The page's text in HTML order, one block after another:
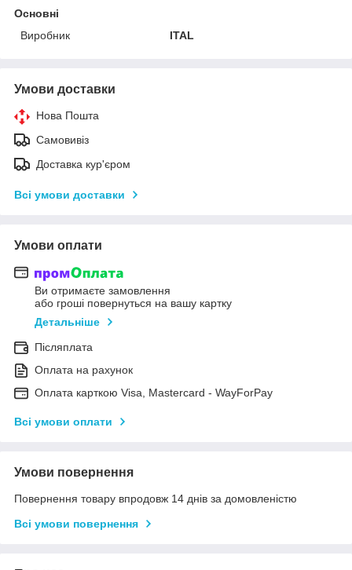
Основні
Виробник
ITAL
Умови доставки
Нова Пошта
Самовивіз
Доставка кур'єром
Всі умови доставки
Умови оплати
Ви отримаєте замовлення
або гроші повернуться на вашу картку
Детальніше
Післяплата
Оплата на рахунок
Оплата карткою Visa, Mastercard - WayForPay
Всі умови оплати
Умови повернення
Повернення товару впродовж 14 днів за домовленістю
Всі умови повернення